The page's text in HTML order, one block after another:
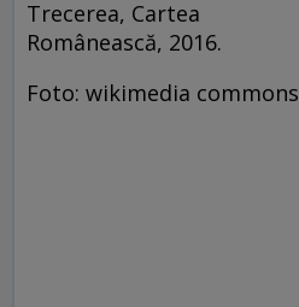
Trecerea, Cartea
Românească, 2016.
Foto: wikimedia commons